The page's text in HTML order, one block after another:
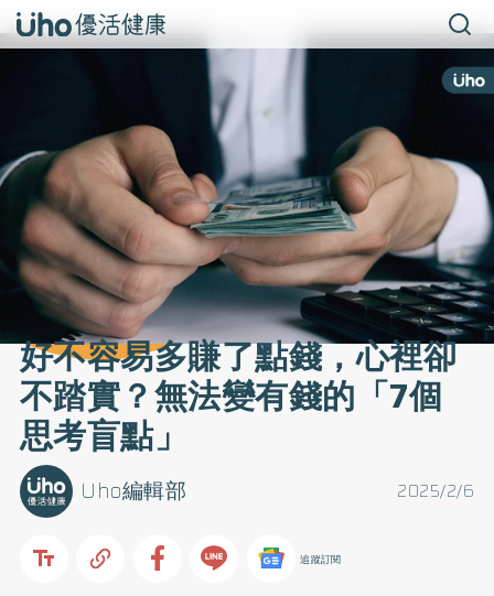
好不容易多賺了點錢，心裡卻
不踏實？無法變有錢的「7個
思考盲點」
2025/2/6
Uho編輯部
追蹤訂閱